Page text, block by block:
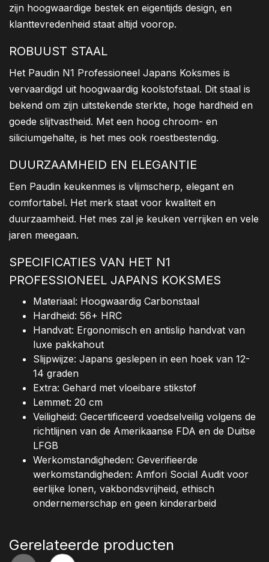
zijn hoogwaardige bestek en eigentijds design, en
klanttevredenheid staat altijd voorop.
ROBUUST STAAL
Het Paudin N1 Professioneel Japans Koksmes is
vervaardigd uit hoogwaardig koolstofstaal. Dit staal is
bekend om zijn uitstekende sterkte, hoge hardheid en
goede slijtvastheid. Met een hoog chroom- en
siliciumgehalte, is het mes ook roestbestendig.
DUURZAAMHEID EN ELEGANTIE
Een Paudin keukenmes is vlijmscherp, elegant en
comfortabel. Het merk staat voor kwaliteit en
duurzaamheid. Het mes zal je keuken verrijken en vele
jaren meegaan.
SPECIFICATIES VAN HET N1
PROFESSIONEEL JAPANS KOKSMES
Materiaal: Hoogwaardig Carbonstaal
Hardheid: 56+ HRC
Handvat: Ergonomisch en antislip handvat van
luxe pakkahout
Slijpwijze: Japans geslepen in een hoek van 12-
14 graden
Extra: Gehard met vloeibare stikstof
Lemmet: 20 cm
Veiligheid: Gecertificeerd voedselveilig volgens de
richtlijnen van de Amerikaanse FDA en de Duitse
LFGB
Werkomstandigheden: Geverifieerde
werkomstandigheden: Amfori Social Audit voor
eerlijke lonen, vakbondsvrijheid, ethisch
ondernemerschap en geen kinderarbeid
Gerelateerde producten